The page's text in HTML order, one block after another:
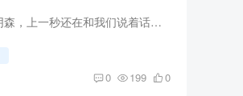
整个地宫昏暗，阴森，上一秒还在和我们说着话的老太婆，突然没影了。 “人呢！！” 小萱一脸恐惧，紧张的看向周围。 把头脸色阴沉。 我们都没想过会遭遇这种突发状况，更猜不到接下来会...
0 199 0